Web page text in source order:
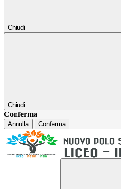
Chiudi
Chiudi
Conferma
Annulla Conferma